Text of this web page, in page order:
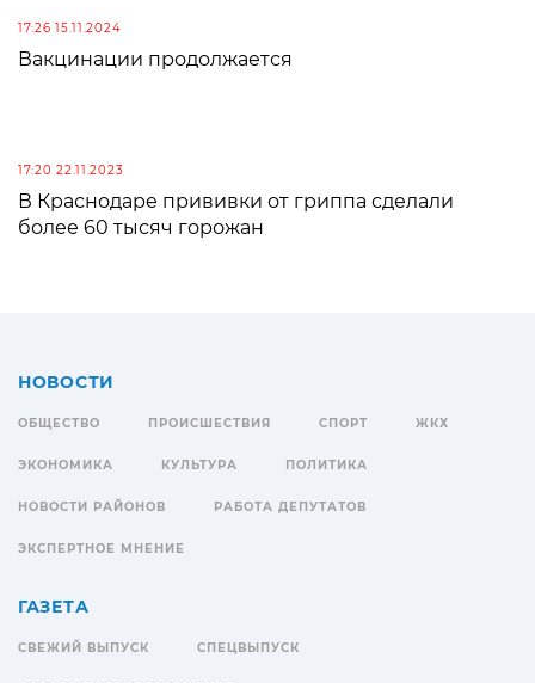
17:26 15.11.2024
Вакцинации продолжается
17:20 22.11.2023
В Краснодаре прививки от гриппа сделали
более 60 тысяч горожан
НОВОСТИ
ОБЩЕСТВО ПРОИСШЕСТВИЯ СПОРТ ЖКХ
ЭКОНОМИКА КУЛЬТУРА ПОЛИТИКА
НОВОСТИ РАЙОНОВ РАБОТА ДЕПУТАТОВ
ЭКСПЕРТНОЕ МНЕНИЕ
ГАЗЕТА
СВЕЖИЙ ВЫПУСК СПЕЦВЫПУСК